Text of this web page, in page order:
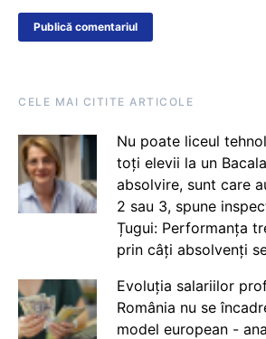
CELE MAI CITITE ARTICOLE
Nu poate liceul
toți elevii la un
absolvire, sunt care
2 sau 3, spune
Țugui: Performanța
prin câți absolvenți
Evoluția salariilor
România nu se
model european -